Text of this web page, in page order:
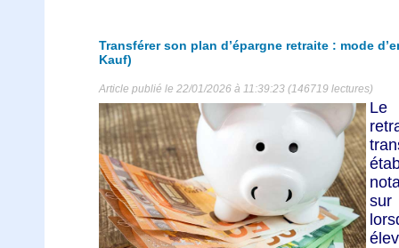
Transférer son plan d’épargne retraite : mode
Kauf)
Article publié le 22/01/2026 à 11:39:23 (146719 lectures)
Le